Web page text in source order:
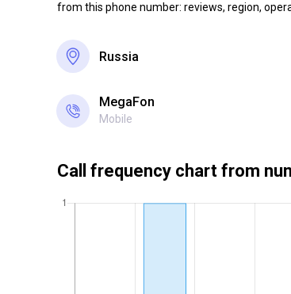
from this phone number: reviews, region,
Russia
MegaFon
Mobile
Call frequency chart from